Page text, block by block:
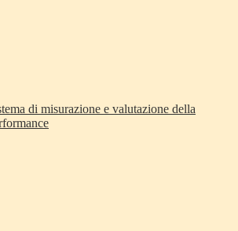
di misurazione e valutazione della